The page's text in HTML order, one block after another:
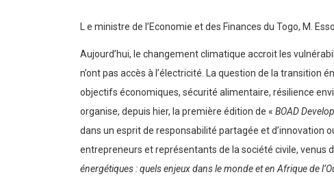
L e ministre de l’Economie et des Finances du Togo, M.
Aujourd’hui, le changement climatique accroit les
n’ont pas accès à l’électricité. La question de la transition
objectifs économiques, sécurité alimentaire, résilience
organise, depuis hier, la première édition de « BOAD
dans un esprit de responsabilité partagée et d’innovation
entrepreneurs et représentants de la société civile, venus
énergétiques : quels enjeux dans le monde et en Afrique de